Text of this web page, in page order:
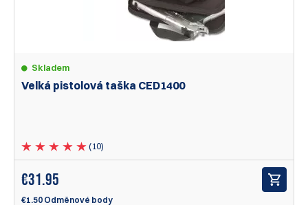
Skladem
Velká pistolová taška CED1400
(10)
€31.95
€1.50 Odměnové body